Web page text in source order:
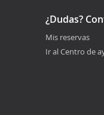
¿Dudas?
Mis reservas
Ir al Centro de